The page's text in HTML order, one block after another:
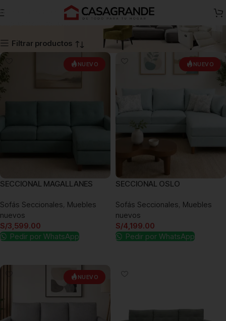
Skip to navigation
Skip to main content
Sofás Seccionales
Filtrar productos
NUEVO
SECCIONAL MAGALLANES
Sofás Seccionales, Muebles
nuevos
S/3,599.00
Pedir por WhatsApp
NUEVO
SECCIONAL OSLO
Sofás Seccionales, Muebles
nuevos
S/4,199.00
Pedir por WhatsApp
NUEVO